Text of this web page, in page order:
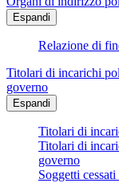
Espandi
Relazione di
Titolari di incarichi
governo
Espandi
Titolari di
Titolari di
governo
Soggetti